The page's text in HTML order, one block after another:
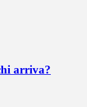
arriva?